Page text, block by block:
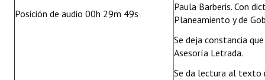
Posición de audio 00h 29m 49s
Paula Barberis. Con
Planeamiento y de
Se deja constancia
Asesoría Letrada.
Se da lectura al texto